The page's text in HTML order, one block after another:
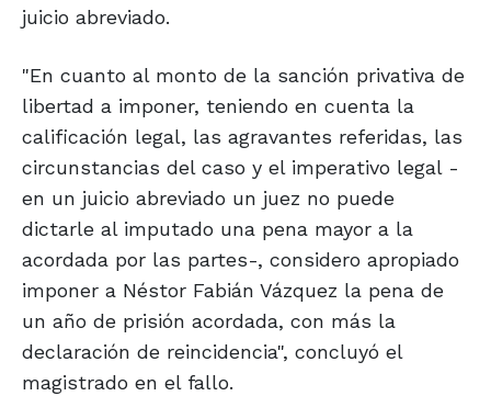
juicio abreviado.
"En cuanto al monto de la sanción privativa de
libertad a imponer, teniendo en cuenta la
calificación legal, las agravantes referidas, las
circunstancias del caso y el imperativo legal -
en un juicio abreviado un juez no puede
dictarle al imputado una pena mayor a la
acordada por las partes-, considero apropiado
imponer a Néstor Fabián Vázquez la pena de
un año de prisión acordada, con más la
declaración de reincidencia", concluyó el
magistrado en el fallo.